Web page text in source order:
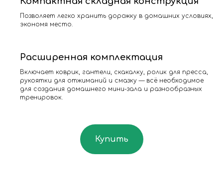
Позволяет легко хранить дорожку в домашних условиях,
экономя место.
Расширенная комплектация
Включает коврик, гантели, скакалку, ролик для пресса,
рукоятки для отжиманий и смазку — всё необходимое
для создания домашнего мини-зала и разнообразных
тренировок.
Купить